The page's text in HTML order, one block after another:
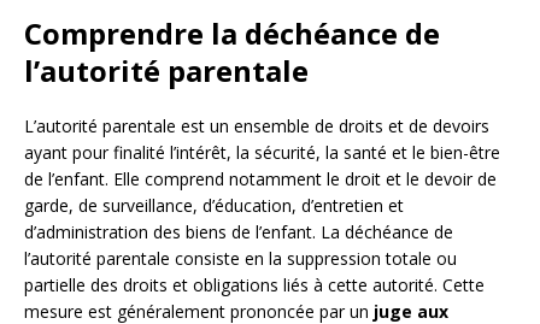
Comprendre la déchéance de
l’autorité parentale
L’autorité parentale est un ensemble de droits et de devoirs
ayant pour finalité l’intérêt, la sécurité, la santé et le bien-être
de l’enfant. Elle comprend notamment le droit et le devoir de
garde, de surveillance, d’éducation, d’entretien et
d’administration des biens de l’enfant. La déchéance de
l’autorité parentale consiste en la suppression totale ou
partielle des droits et obligations liés à cette autorité. Cette
mesure est généralement prononcée par un juge aux